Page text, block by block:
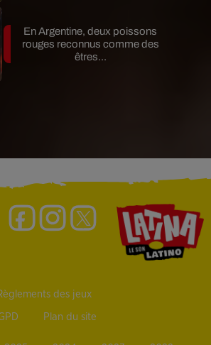
En Argentine, deux poissons
rouges reconnus comme des
êtres...
des jeux
Plan du site